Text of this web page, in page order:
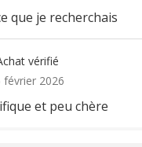
que je recherchais
vérifié
février 2026
et peu chère